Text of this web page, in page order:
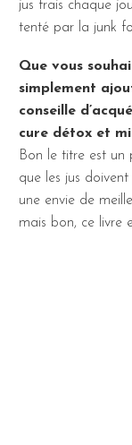
jus frais chaque
tenté par la junk
Que vous
simplement
conseille
cure détox et
Bon le titre est
que les jus
une envie de
mais bon, ce livre